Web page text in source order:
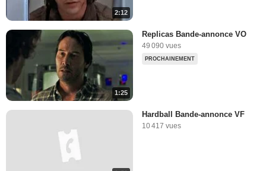
2:12
1:25
Replicas Bande-annonce VO
49 090 vues
PROCHAINEMENT
Hardball Bande-annonce VF
10 417 vues